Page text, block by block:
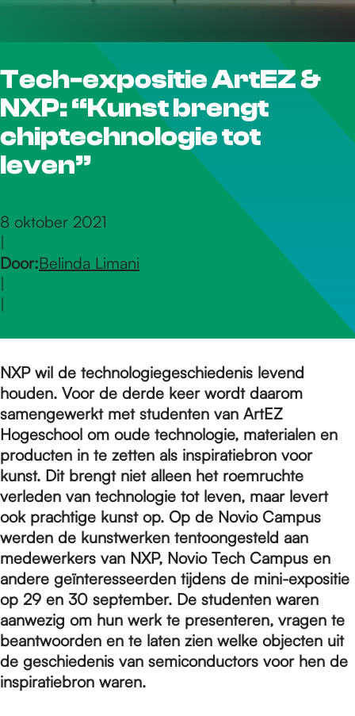
r
d
e
e
p
a
g
e
Tech-expositie ArtEZ &
NXP: “Kunst brengt
chiptechnologie tot
leven”
8 oktober 2021
|
Door:Belinda Limani
|
|
NXP wil de technologiegeschiedenis levend
houden. Voor de derde keer wordt daarom
samengewerkt met studenten van ArtEZ
Hogeschool om oude technologie, materialen en
producten in te zetten als inspiratiebron voor
kunst. Dit brengt niet alleen het roemruchte
verleden van technologie tot leven, maar levert
ook prachtige kunst op. Op de Novio Campus
werden de kunstwerken tentoongesteld aan
medewerkers van NXP, Novio Tech Campus en
andere geïnteresseerden tijdens de mini-expositie
op 29 en 30 september. De studenten waren
aanwezig om hun werk te presenteren, vragen te
beantwoorden en te laten zien welke objecten uit
de geschiedenis van semiconductors voor hen de
inspiratiebron waren.